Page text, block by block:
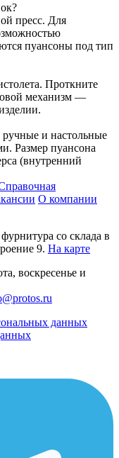
пресс. Для
пуансоны под тип
Проткните
механизм —
и настольные
Размер пуансона
(внутренний
О компании
со склада в
9. На карте
воскресенье и
данных